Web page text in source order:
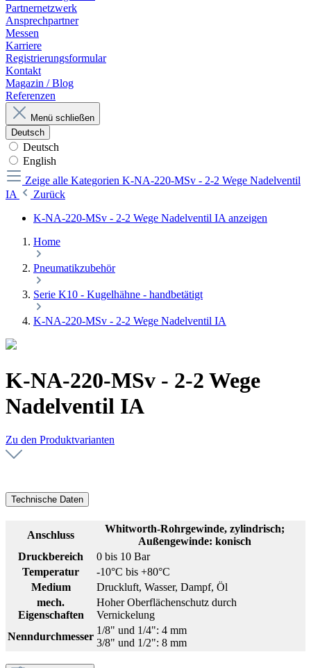
Partnernetzwerk
Ansprechpartner
Messen
Karriere
Registrierungsformular
Kontakt
Magazin / Blog
Referenzen
Menü schließen
Deutsch
Deutsch
English
Zeige alle Kategorien K-NA-220-MSv - 2-2 Wege Nadelventil
IA
Zurück
K-NA-220-MSv - 2-2 Wege Nadelventil IA anzeigen
Home
Pneumatikzubehör
Serie K10 - Kugelhähne - handbetätigt
K-NA-220-MSv - 2-2 Wege Nadelventil IA
K-NA-220-MSv - 2-2 Wege
Nadelventil IA
Zu den Produktvarianten
Technische Daten
Anschluss
Whitworth-Rohrgewinde, zylindrisch;
Außengewinde: konisch
Druckbereich
0 bis 10 Bar
Temperatur
-10°C bis +80°C
Medium
Druckluft, Wasser, Dampf, Öl
mech.
Eigenschaften
Hoher Oberflächenschutz durch
Vernickelung
Nenndurchmesser
1/8" und 1/4": 4 mm
3/8" und 1/2": 8 mm